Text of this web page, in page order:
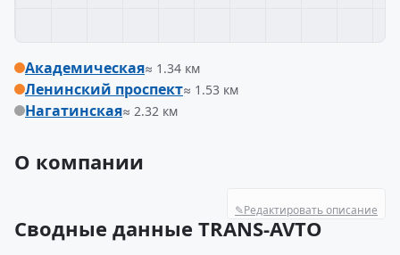
Академическая≈ 1.34 км
Ленинский проспект≈ 1.53 км
Нагатинская≈ 2.32 км
О компании
✎Редактировать описание
Сводные данные TRANS-AVTO